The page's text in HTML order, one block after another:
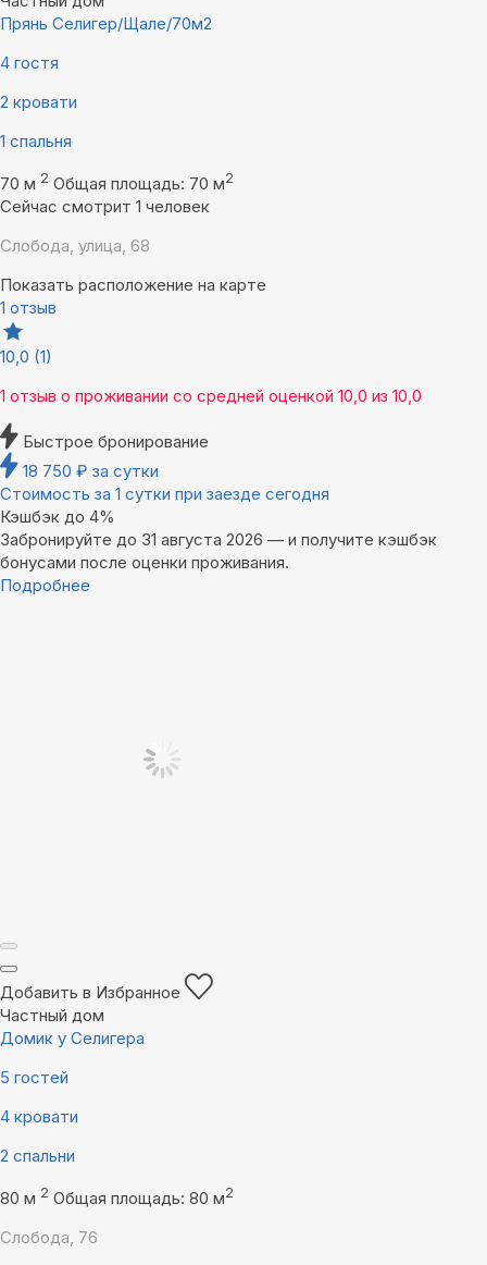
Прянь Селигер/Щале/70м2
4 гостя
2 кровати
1 спальня
70 м 2 Общая площадь: 70 м2
Сейчас смотрит 1 человек
Слобода, улица, 68
Показать расположение на карте
1 отзыв
10,0 (1)
1 отзыв о проживании со средней оценкой 10,0 из 10,0
Быстрое бронирование
18 750 ₽ за сутки
Стоимость за 1 сутки при заезде сегодня
Кэшбэк до 4%
Забронируйте до 31 августа 2026 — и получите кэшбэк
бонусами после оценки проживания.
Подробнее
Добавить в Избранное
Частный дом
Домик у Селигера
5 гостей
4 кровати
2 спальни
80 м 2 Общая площадь: 80 м2
Слобода, 76